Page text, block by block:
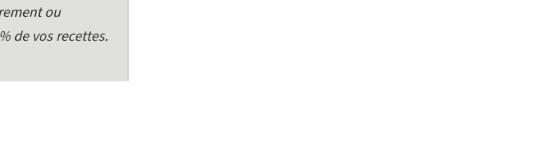
ou
de vos recettes.